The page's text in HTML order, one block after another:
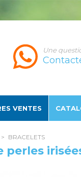
Une
VENTES
> BRACELETS
perles